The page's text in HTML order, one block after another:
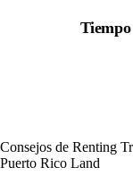
Consejos de Renting
Puerto Rico Land